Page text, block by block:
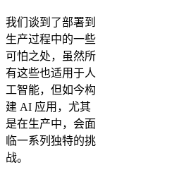
我们谈到了部署到
生产过程中的一些
可怕之处，虽然所
有这些也适用于人
工智能，但如今构
建 AI 应用，尤其
是在生产中，会面
临一系列独特的挑
战。